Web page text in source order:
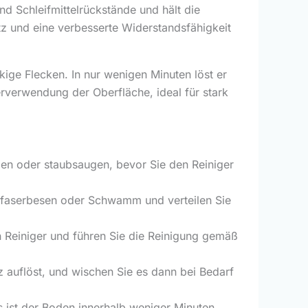
Schleifmittelrückstände und hält die
und eine verbesserte Widerstandsfähigkeit
Flecken. In nur wenigen Minuten löst er
der Oberfläche, ideal für stark
oder staubsaugen, bevor Sie den Reiniger
oder Schwamm und verteilen Sie
und führen Sie die Reinigung gemäß
und wischen Sie es dann bei Bedarf